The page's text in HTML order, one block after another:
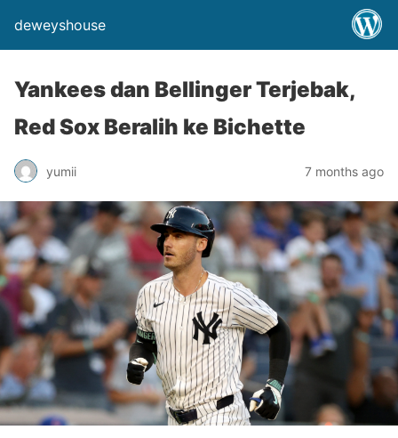
deweyshouse
Yankees dan Bellinger Terjebak,
Red Sox Beralih ke Bichette
yumii 7 months ago